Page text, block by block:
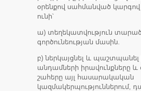
օրենքով սահմանված կարգով
ունի՝
ա) տեղեկատվություն
գործունեության մասին.
բ) ներկայցնել և պաշտպանել
անդամների իրավունքները
շահերը այլ հասարակական
կազմակերպություններում,